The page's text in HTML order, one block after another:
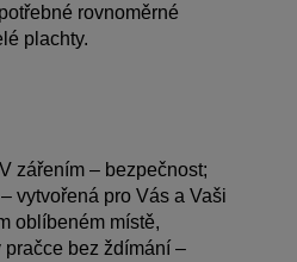
rovnoměrné
plachty.
zářením – bezpečnost;
vytvořená pro Vás a Vaši
oblíbeném místě,
pračce bez ždímání –